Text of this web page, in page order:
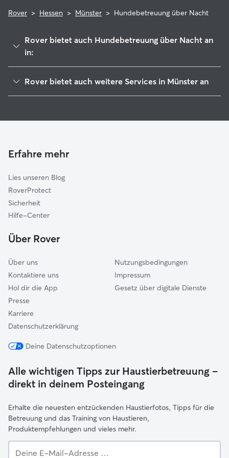
Rover > Hessen > Münster > Hundebetreuung über Nacht
Rover bietet auch Hundebetreuung über Nacht an
in:
Groß-Umstadt
Otzberg
Rödermark
Rodgau
Schaafheim
Reinheim
Rover bietet auch weitere Services in Münster an
Gassi-Service in Münster
Erfahre mehr
Lies unseren Blog
RoverProtect
Sicherheit
Hilfe-Center
Über Rover
Über uns
Kontaktiere uns
Hol dir die App
Presse
Karriere
Datenschutzerklärung
Nutzungsbedingungen
Impressum
Gesetz über digitale Dienste
Deine Datenschutzoptionen
Alle wichtigen Tipps zur Haustierbetreuung –
direkt in deinem Posteingang
Erhalte die neuesten entzückenden Haustierfotos, Tipps für die
Betreuung und das Training von Haustieren,
Produktempfehlungen und vieles mehr.